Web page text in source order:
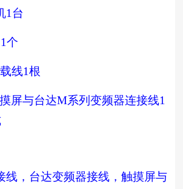
1 台
1个
线1根
屏与台达M系列变频器连接线1
线，台达变频器接线，触摸屏与